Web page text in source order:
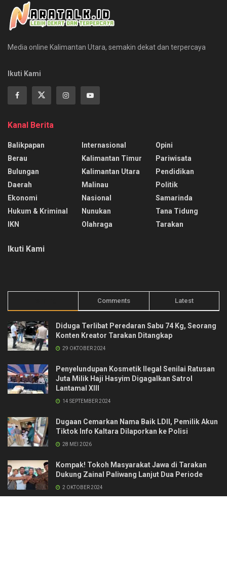
Media online Kalimantan Utara, semakin dekat dan terpercaya
Ikuti Kami
Kanal Berita
Balikpapan
Berau
Bulungan
Daerah
Ekonomi
Hukum & Kriminal
IKN
Internasional
Kalimantan Timur
Kalimantan Utara
Malinau
Nasional
Nunukan
Olahraga
Opini
Pariwisata
Pendidikan
Politik
Samarinda
Tana Tidung
Tarakan
Ikuti Kami
Comments Latest
Diduga Terlibat Peredaran Sabu 74 Kg, Seorang
Konten Kreator Tarakan Ditangkap
29 OKTOBER 2024
Penyelundupan Kosmetik Ilegal Senilai Ratusan
Juta Milik Haji Hasyim Digagalkan Satrol
Lantamal XIII
14 SEPTEMBER 2024
Dugaan Cemarkan Nama Baik LDII, Pemilik Akun
Tiktok Info Kaltara Dilaporkan ke Polisi
28 MEI 2026
Kompak! Tokoh Masyarakat Jawa di Tarakan
Dukung Zainal Paliwang Lanjut Dua Periode
2 OKTOBER 2024